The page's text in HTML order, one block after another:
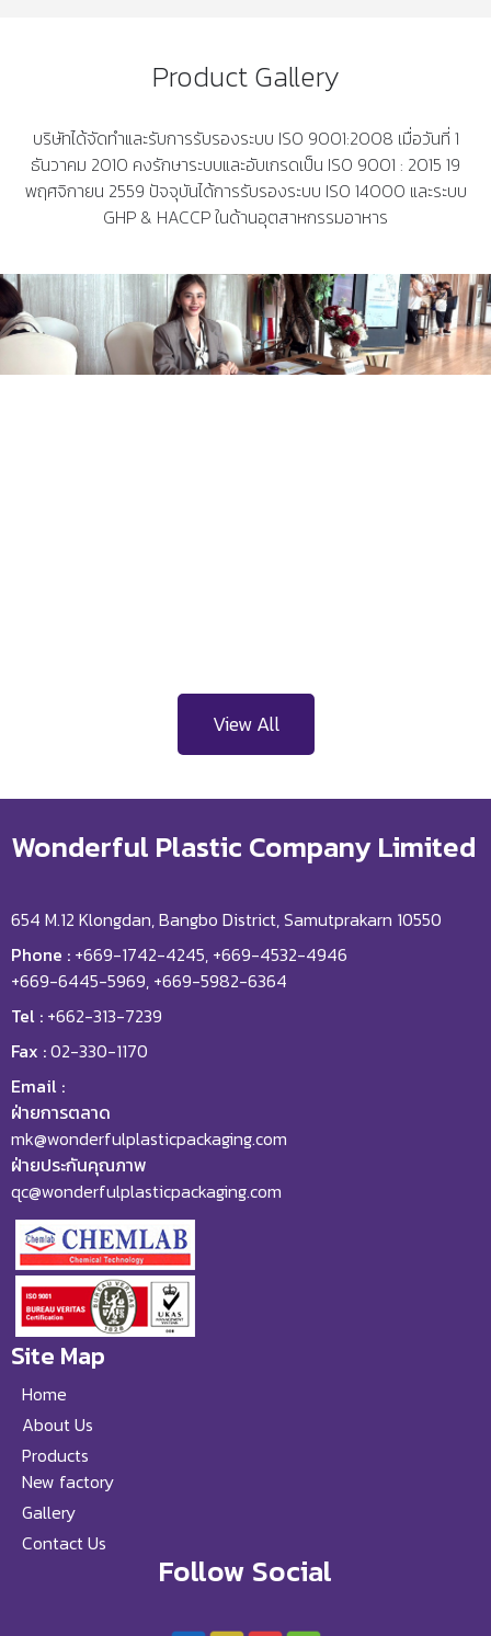
Product Gallery
บริษัทได้จัดทำและรับการรับรองระบบ ISO 9001:2008 เมื่อวันที่ 1
ธันวาคม 2010 คงรักษาระบบและอับเกรดเป็น ISO 9001 : 2015 19
พฤศจิกายน 2559 ปัจจุบันได้การรับรองระบบ ISO 14000 และระบบ
GHP & HACCP ในด้านอุตสาหกรรมอาหาร
View All
Wonderful Plastic Company Limited
654 M.12 Klongdan, Bangbo District, Samutprakarn 10550
Phone : +669-1742-4245, +669-4532-4946
+669-6445-5969, +669-5982-6364
Tel : +662-313-7239
Fax :02-330-1170
Email :
ฝ่ายการตลาด
mk@wonderfulplasticpackaging.com
ฝ่ายประกันคุณภาพ
qc@wonderfulplasticpackaging.com
Site Map
Home
About Us
Products
New factory
Gallery
Contact Us
Follow Social